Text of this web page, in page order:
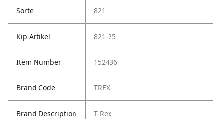
Sorte 821
Kip Artikel 821-25
Item Number 152436
Brand Code TREX
Brand Description T-Rex